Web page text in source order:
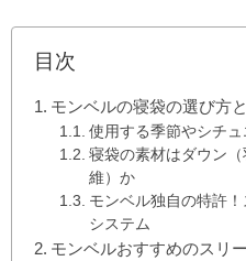
目次
モンベルの寝袋の選び方
使用する季節やシチ
寝袋の素材はダウン
維）か
モンベル独自の特許
システム
モンベルおすすめのスリ